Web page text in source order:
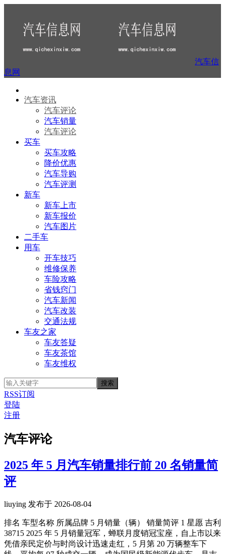
汽车信
息网
汽车资讯
汽车评论
汽车销量
汽车评论
买车
买车攻略
降价优惠
汽车导购
汽车评测
新车
新车上市
新车报价
汽车图片
二手车
用车
开车技巧
维修保养
车险攻略
省钱窍门
汽车新闻
汽车改装
交通法规
车友之家
车友答疑
车友茶馆
车友维权
RSS订阅
登陆
注册
汽车评论
2025 年 5 月汽车销量排行前 20 名销量简
评
liuying 发布于 2026-08-04
排名 车型名称 所属品牌 5 月销量（辆） 销量简评 1 星愿 吉利
38715 2025 年 5 月销量冠军，蝉联月度销冠宝座，自上市以来
凭借亲民定价与时尚设计迅速走红，5 月第 20 万辆整车下